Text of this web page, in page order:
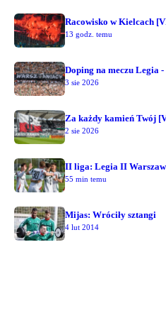
Racowisko w Kielcach
13 godz. temu
Doping na meczu Legia
3 sie 2026
Za każdy kamień Twój
2 sie 2026
II liga: Legia II
55 min temu
Mijas: Wróciły sztangi
4 lut 2014